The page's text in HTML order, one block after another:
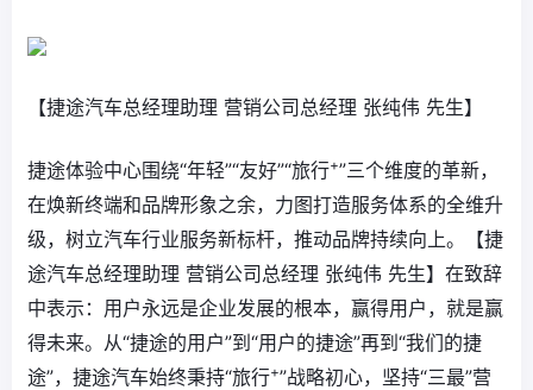
【捷途汽车总经理助理 营销公司总经理 张纯伟 先生】
捷途体验中心围绕“年轻”“友好”“旅行+”三个维度的革新，
在焕新终端和品牌形象之余，力图打造服务体系的全维升
级，树立汽车行业服务新标杆，推动品牌持续向上。【捷
途汽车总经理助理 营销公司总经理 张纯伟 先生】在致辞
中表示：用户永远是企业发展的根本，赢得用户，就是赢
得未来。从“捷途的用户”到“用户的捷途”再到“我们的捷
途”，捷途汽车始终秉持“旅行+”战略初心，坚持“三最”营